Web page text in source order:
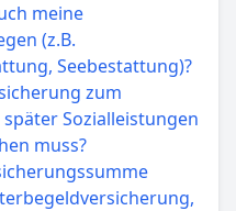
meine
(z.B.
Seebestattung)?
zum
Sozialleistungen
muss?